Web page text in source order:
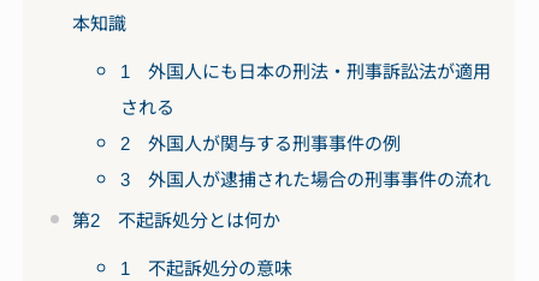
本知識
1 外国人にも日本の刑法・刑事訴訟法が適用
される
2 外国人が関与する刑事事件の例
3 外国人が逮捕された場合の刑事事件の流れ
第2 不起訴処分とは何か
1 不起訴処分の意味